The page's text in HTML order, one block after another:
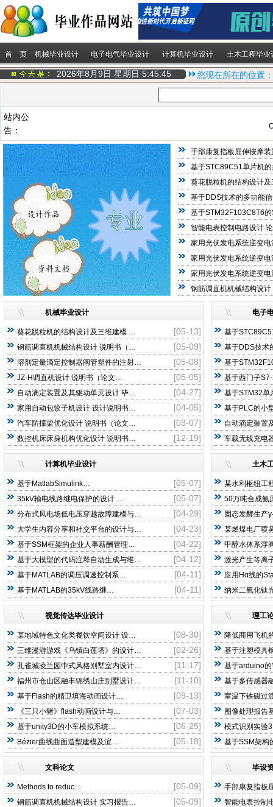
首 页 机械毕业设计 电子电气毕业设计 计算机毕业设计 土木工程毕业
2026年8月9日 星期日 5:45:45 您现在所在的位置：
站内公
告：
手部康复指板屈伸按摩
基于STC89C51单片机
葵花脱粒机的结构设计
基于DDS技术的多功能
基于STM32F103C8T6
智能电表控制电路设计
家用光伏发电系统逆变
家用光伏发电系统逆变
家用光伏发电系统逆变
钢筋调直机机械结构设
机械毕业设计
[05-13]
葵花脱粒机的结构设计及三维建模 …
[05-09]
钢筋调直机机械结构设计 说明书（…
[05-08]
溶剂定量滴定控制器阀管塑件的注射…
[05-05]
JZ-H调直机设计 说明书（论文…
[04-27]
自动滴定装置及其驱动单元设计 毕…
[04-05]
家用自动包饺子机设计 设计说明书…
[03-07]
汽车防撞梁优化设计 说明书（论文…
[12-19]
数控机床床身机构优化设计 说明书…
电子
基于
基于DDS技术
基于
基于西门子
基于STM32
基于PLC的小
自动滴定装置
车载无线充电
计算机毕业设计
[05-07]
基于MatlabSimulink…
[05-07]
35kV输电线路继电保护的设计 …
[04-29]
分布式风电场低电压穿越故障建模与…
[04-23]
大学生内容分享和社交平台的设计与…
[04-22]
基于SSM框架的企业人事薪酬管理…
[04-12]
基于大模型的代码注释自动生成与维…
[04-11]
基于MATLAB的调压调速控制系…
[04-11]
基于MATLAB的35kV线路继…
土木
某水利枢纽工
50万吨合成氨
固态发酵生产
某燃煤电厂喷
甲醇水体系浮
激光产生等离
应用Hα线的
纳米二氧化钛
视觉传达毕业设计
[08-30]
某地域特色文化类餐饮空间设计 设…
[02-26]
三维漫游游戏《乌镇白莲塔》的设计…
[11-17]
孔雀城凌兰园中式风格别墅室内设计…
[11-10]
福州市仓山区融丰锦绣山庄别墅设计…
[09-13]
基于Flash的精卫填海动画设计…
[07-03]
《三只小猪》flash动画设计与…
[06-25]
基于unity3D的小车模拟系统…
[05-18]
Bézier曲线曲面造型建模及渲…
理工
降低商用飞机
基于注塑模具
基于arduino
基于多传感器
室温下铁磁过
图像处理报告
模式识别实验
基于SSM架构
文科论文
[05-09]
Methods to reduc…
[05-09]
钢筋调直机机械结构设计 实习报告…
毕设
手部康复指板
智能电表控制